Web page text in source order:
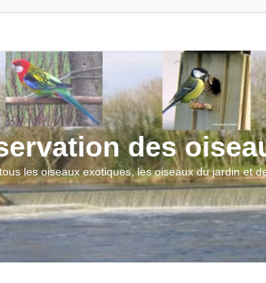
des
les oiseaux exotiques, les oiseaux du jardin et